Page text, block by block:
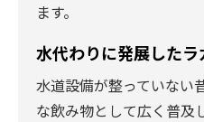
ます。
水代わりに発展したラ
水道設備が整っていない
な飲み物として広く普及